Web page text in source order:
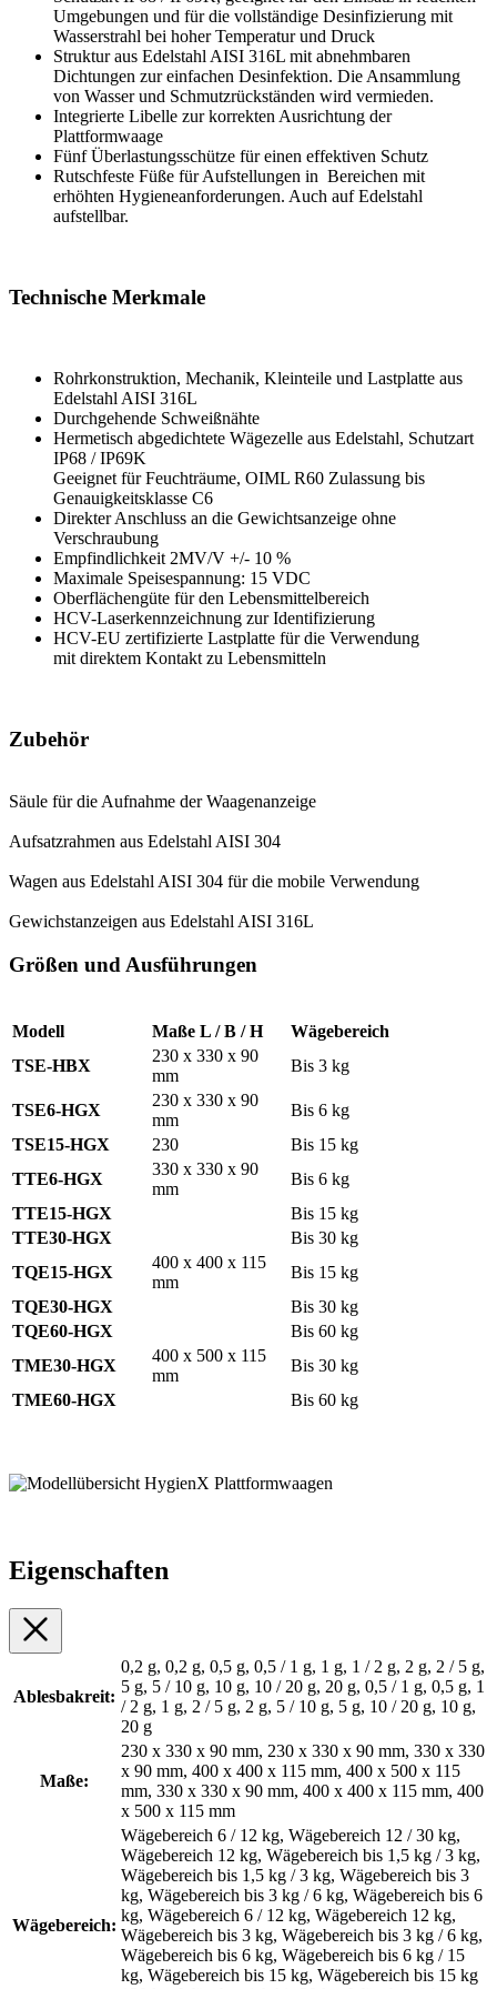
Umgebungen und für die vollständige Desinfizierung mit
Wasserstrahl bei hoher Temperatur und Druck
Struktur aus Edelstahl AISI 316L mit abnehmbaren
Dichtungen zur einfachen Desinfektion. Die Ansammlung
von Wasser und Schmutzrückständen wird vermieden.
Integrierte Libelle zur korrekten Ausrichtung der
Plattformwaage
Fünf Überlastungsschütze für einen effektiven Schutz
Rutschfeste Füße für Aufstellungen in Bereichen mit
erhöhten Hygieneanforderungen. Auch auf Edelstahl
aufstellbar.
Technische Merkmale
Rohrkonstruktion, Mechanik, Kleinteile und Lastplatte aus
Edelstahl AISI 316L
Durchgehende Schweißnähte
Hermetisch abgedichtete Wägezelle aus Edelstahl, Schutzart
IP68 / IP69K
Geeignet für Feuchträume, OIML R60 Zulassung bis
Genauigkeitsklasse C6
Direkter Anschluss an die Gewichtsanzeige ohne
Verschraubung
Empfindlichkeit 2MV/V +/- 10 %
Maximale Speisespannung: 15 VDC
Oberflächengüte für den Lebensmittelbereich
HCV-Laserkennzeichnung zur Identifizierung
HCV-EU zertifizierte Lastplatte für die Verwendung
mit direktem Kontakt zu Lebensmitteln
Zubehör
Säule für die Aufnahme der Waagenanzeige
Aufsatzrahmen aus Edelstahl AISI 304
Wagen aus Edelstahl AISI 304 für die mobile Verwendung
Gewichstanzeigen aus Edelstahl AISI 316L
Größen und Ausführungen
Modell Maße L / B / H
Wägebereich
TSE-HBX
230 x 330 x 90
mm
Bis 3 kg
TSE6-HGX
230 x 330 x 90
mm
Bis 6 kg
TSE15-HGX
230
Bis 15 kg
TTE6-HGX
330 x 330 x 90
mm
Bis 6 kg
TTE15-HGX
Bis 15 kg
TTE30-HGX
Bis 30 kg
TQE15-HGX
400 x 400 x 115
mm
Bis 15 kg
TQE30-HGX
Bis 30 kg
TQE60-HGX
Bis 60 kg
TME30-HGX
400 x 500 x 115
mm
Bis 30 kg
TME60-HGX
Bis 60 kg
Eigenschaften
Ablesbakreit:
0,2 g, 0,2 g, 0,5 g, 0,5 / 1 g, 1 g, 1 / 2 g, 2 g, 2 / 5 g,
5 g, 5 / 10 g, 10 g, 10 / 20 g, 20 g, 0,5 / 1 g, 0,5 g, 1
/ 2 g, 1 g, 2 / 5 g, 2 g, 5 / 10 g, 5 g, 10 / 20 g, 10 g,
20 g
Maße:
230 x 330 x 90 mm, 230 x 330 x 90 mm, 330 x 330
x 90 mm, 400 x 400 x 115 mm, 400 x 500 x 115
mm, 330 x 330 x 90 mm, 400 x 400 x 115 mm, 400
x 500 x 115 mm
Wägebereich:
Wägebereich 6 / 12 kg, Wägebereich 12 / 30 kg,
Wägebereich 12 kg, Wägebereich bis 1,5 kg / 3 kg,
Wägebereich bis 1,5 kg / 3 kg, Wägebereich bis 3
kg, Wägebereich bis 3 kg / 6 kg, Wägebereich bis 6
kg, Wägebereich 6 / 12 kg, Wägebereich 12 kg,
Wägebereich bis 3 kg, Wägebereich bis 3 kg / 6 kg,
Wägebereich bis 6 kg, Wägebereich bis 6 kg / 15
kg, Wägebereich bis 15 kg, Wägebereich bis 15 kg